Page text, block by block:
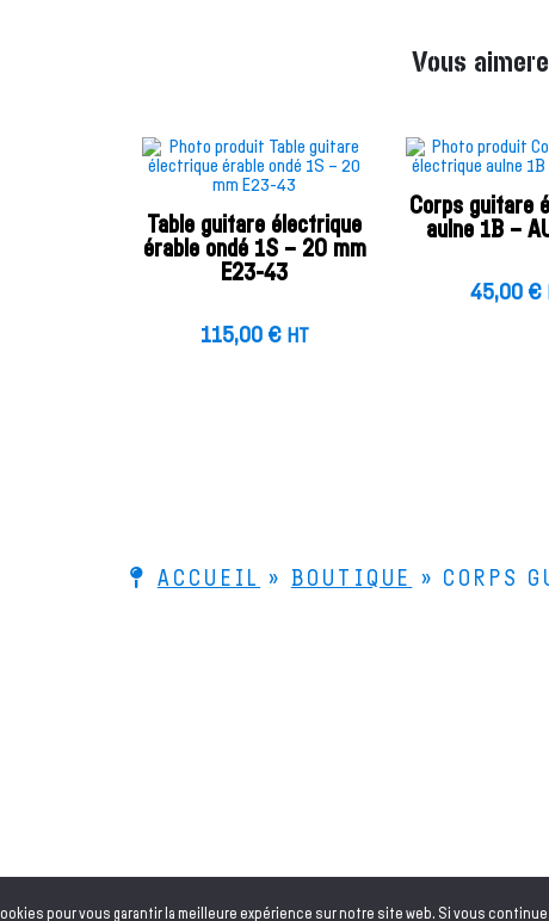
Vous
Table guitare électrique
érable ondé 1S – 20 mm
E23-43
115,00 € HT
Corps guitare
aulne 1B –
45,00 €
ACCUEIL » BOUTIQUE » CORPS
pour vous garantir la meilleure expérience sur notre site web. Si vous